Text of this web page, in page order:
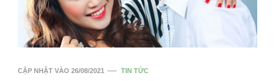
CẬP NHẬT VÀO 26/08/2021 TIN TỨC